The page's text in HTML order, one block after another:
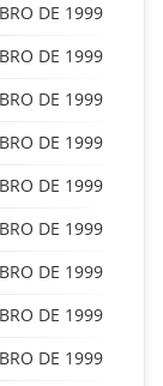
DE 1999
DE 1999
DE 1999
DE 1999
DE 1999
DE 1999
DE 1999
DE 1999
DE 1999